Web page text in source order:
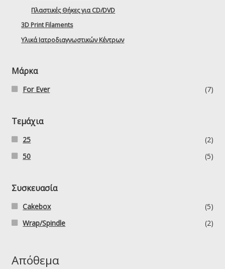
Πλαστικές Θήκες για CD/DVD
3D Print Filaments
Υλικά Ιατροδιαγνωστικών Κέντρων
Μάρκα
For Ever (7)
Τεμάχια
25
(2)
50
(5)
Συσκευασία
Cakebox
(5)
Wrap/Spindle
(2)
Απόθεμα